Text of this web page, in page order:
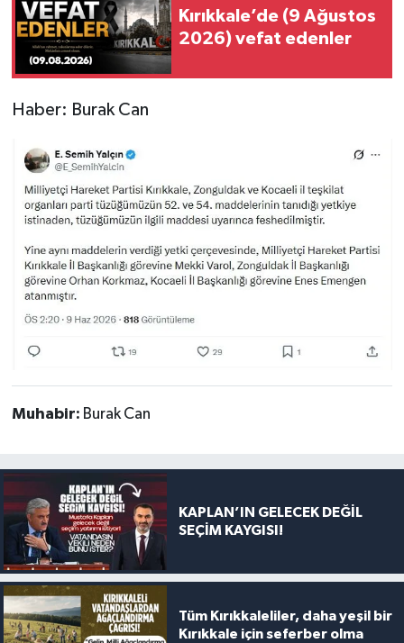
Kırıkkale’de (9 Ağustos
2026) vefat edenler
Haber: Burak Can
Muhabir: Burak Can
KAPLAN’IN GELECEK DEĞİL
SEÇİM KAYGISI!
Tüm Kırıkkaleliler, daha yeşil bir
Kırıkkale için seferber olma